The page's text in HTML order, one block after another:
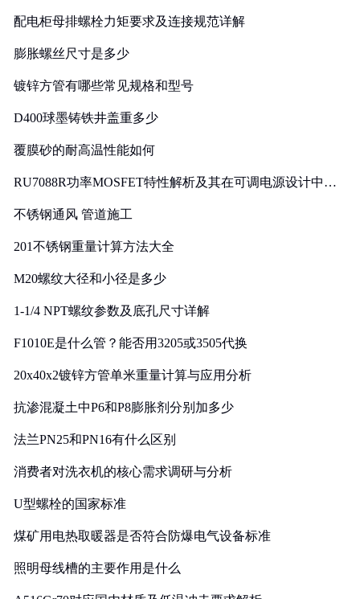
配电柜母排螺栓力矩要求及连接规范详解
膨胀螺丝尺寸是多少
镀锌方管有哪些常见规格和型号
D400球墨铸铁井盖重多少
覆膜砂的耐高温性能如何
RU7088R功率MOSFET特性解析及其在可调电源设计中的
不锈钢通风 管道施工
201不锈钢重量计算方法大全
M20螺纹大径和小径是多少
1-1/4 NPT螺纹参数及底孔尺寸详解
F1010E是什么管？能否用3205或3505代换
20x40x2镀锌方管单米重量计算与应用分析
抗渗混凝土中P6和P8膨胀剂分别加多少
法兰PN25和PN16有什么区别
消费者对洗衣机的核心需求调研与分析
U型螺栓的国家标准
煤矿用电热取暖器是否符合防爆电气设备标准
照明母线槽的主要作用是什么